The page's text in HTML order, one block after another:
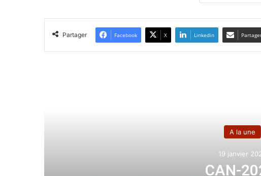
Partager Facebook X Linkedin
A la
11
Suite aux déclarations